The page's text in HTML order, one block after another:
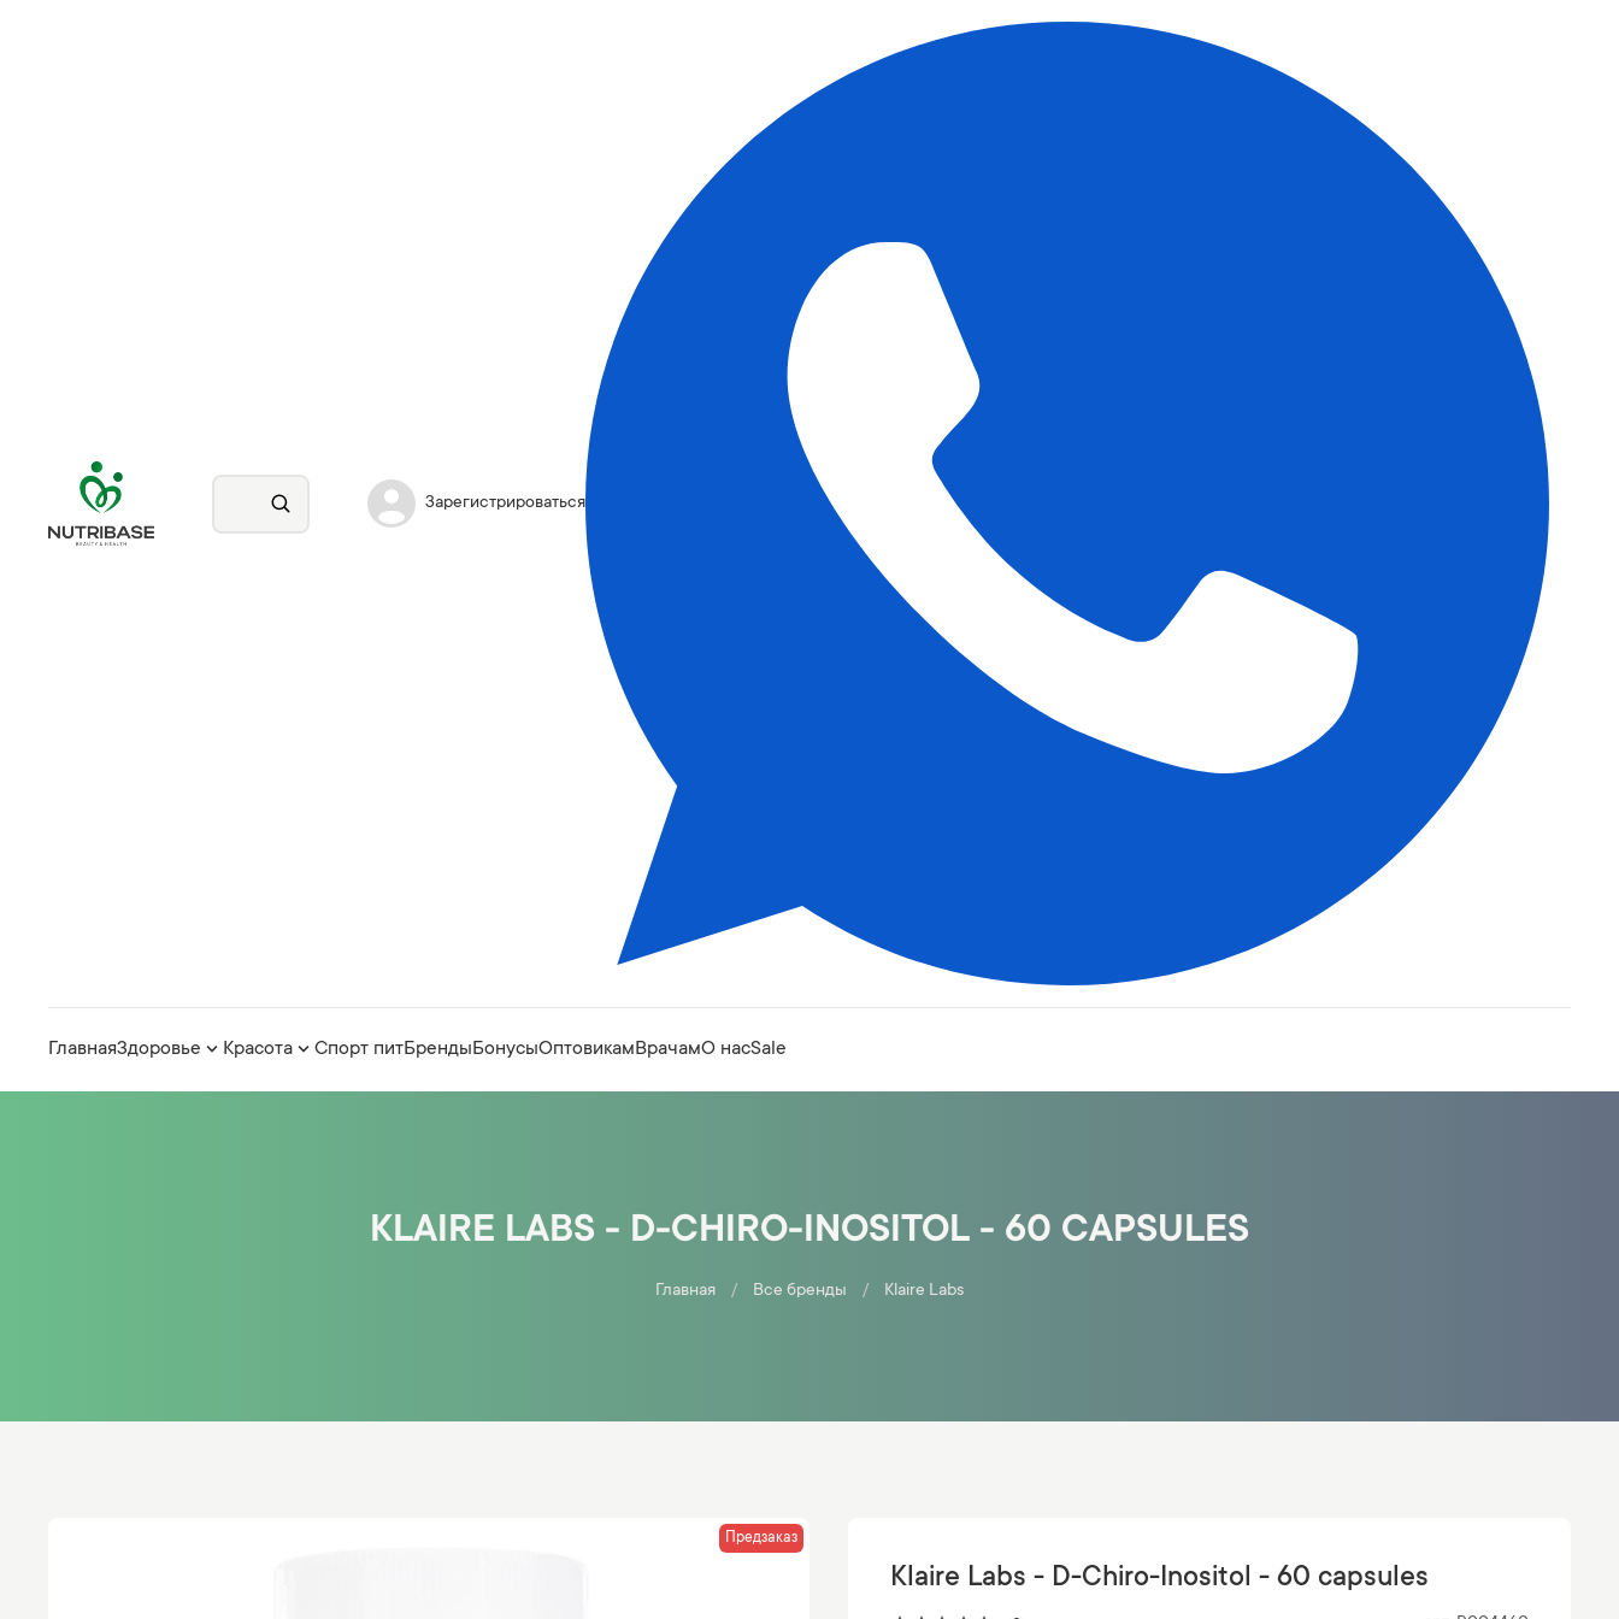
Зарегистрироваться
ГлавнаяЗдоровье Красота Спорт питБрендыБонусыОптовикамВрачамО насSale
KLAIRE LABS - D-CHIRO-INOSITOL - 60 CAPSULES
Главная Все бренды Klaire Labs
Предзаказ
Klaire Labs - D-Chiro-Inositol - 60 capsules